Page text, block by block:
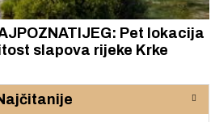
Pet lokacija
slapova rijeke Krke